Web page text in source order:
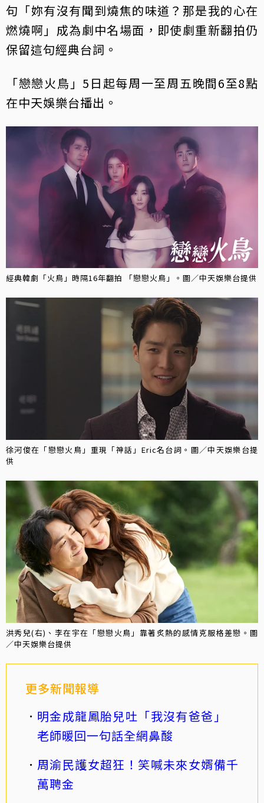
句「妳有沒有聞到燒焦的味道？那是我的心在
燃燒啊」成為劇中名場面，即使劇重新翻拍仍
保留這句經典台詞。
「戀戀火鳥」5日起每周一至周五晚間6至8點
在中天娛樂台播出。
經典韓劇「火鳥」時隔16年翻拍 「戀戀火鳥」。圖／中天娛樂台提供
徐河俊在「戀戀火鳥」重現「神話」Eric名台詞。圖／中天娛樂台提
供
洪秀兒(右)、李在宇在「戀戀火鳥」靠著炙熱的感情克服格差戀。圖
／中天娛樂台提供
更多新聞報導
明金成龍鳳胎兒吐「我沒有爸爸」
老師暖回一句話全網鼻酸
周渝民護女超狂！笑喊未來女婿備千
萬聘金